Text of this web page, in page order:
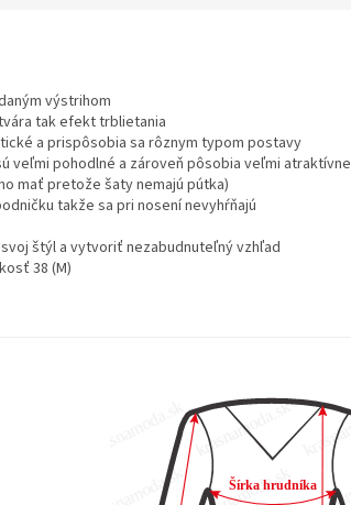
výstrihom
tak efekt trblietania
a prispôsobia sa rôznym typom postavy
pohodlné a zároveň pôsobia veľmi atraktívne
mať pretože šaty nemajú pútka)
takže sa pri nosení nevyhŕňajú
štýl a vytvoriť nezabudnuteľný vzhľad
38 (M)